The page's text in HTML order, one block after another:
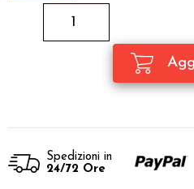
Spedizioni in
24/72 Ore